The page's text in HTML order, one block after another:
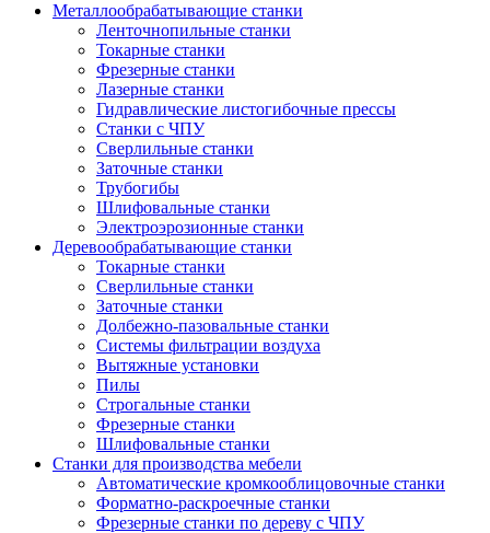
Металлообрабатывающие станки
Ленточнопильные станки
Токарные станки
Фрезерные станки
Лазерные станки
Гидравлические листогибочные прессы
Станки с ЧПУ
Сверлильные станки
Заточные станки
Трубогибы
Шлифовальные станки
Электроэрозионные станки
Деревообрабатывающие станки
Токарные станки
Сверлильные станки
Заточные станки
Долбежно-пазовальные станки
Системы фильтрации воздуха
Вытяжные установки
Пилы
Строгальные станки
Фрезерные станки
Шлифовальные станки
Станки для производства мебели
Автоматические кромкооблицовочные станки
Форматно-раскроечные станки
Фрезерные станки по дереву с ЧПУ